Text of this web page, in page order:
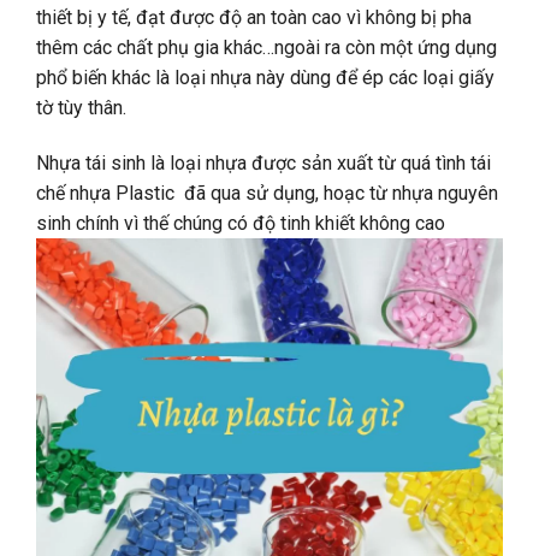
thiết bị y tế, đạt được độ an toàn cao vì không bị pha
thêm các chất phụ gia khác…ngoài ra còn một ứng dụng
phổ biến khác là loại nhựa này dùng để ép các loại giấy
tờ tùy thân.
Nhựa tái sinh là loại nhựa được sản xuất từ quá tình tái
chế nhựa Plastic đã qua sử dụng, hoạc từ nhựa nguyên
sinh chính vì thế chúng có độ tinh khiết không cao